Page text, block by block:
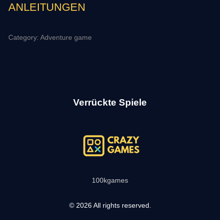
ANLEITUNGEN
Category: Adventure game
Verrückte Spiele
100kgames
© 2026 All rights reserved.